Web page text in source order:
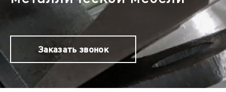
Заказать звонок